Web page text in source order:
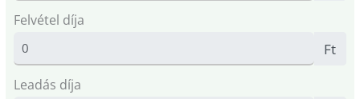
Felvétel díja
Ft
Leadás díja